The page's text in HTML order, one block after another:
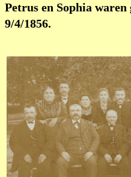
Petrus en Sophia
9/4/1856.